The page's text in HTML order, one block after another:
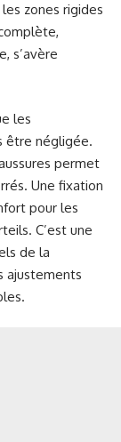
zones rigides
s’avère
les
être négligée.
permet
Une fixation
pour les
C’est une
de la
ajustements